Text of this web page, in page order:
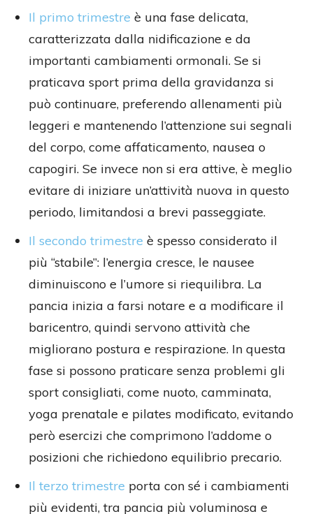
Il primo trimestre è una fase delicata,
caratterizzata dalla nidificazione e da
importanti cambiamenti ormonali. Se si
praticava sport prima della gravidanza si
può continuare, preferendo allenamenti più
leggeri e mantenendo l’attenzione sui segnali
del corpo, come affaticamento, nausea o
capogiri. Se invece non si era attive, è meglio
evitare di iniziare un’attività nuova in questo
periodo, limitandosi a brevi passeggiate.
Il secondo trimestre è spesso considerato il
più “stabile”: l’energia cresce, le nausee
diminuiscono e l’umore si riequilibra. La
pancia inizia a farsi notare e a modificare il
baricentro, quindi servono attività che
migliorano postura e respirazione. In questa
fase si possono praticare senza problemi gli
sport consigliati, come nuoto, camminata,
yoga prenatale e pilates modificato, evitando
però esercizi che comprimono l’addome o
posizioni che richiedono equilibrio precario.
Il terzo trimestre porta con sé i cambiamenti
più evidenti, tra pancia più voluminosa e